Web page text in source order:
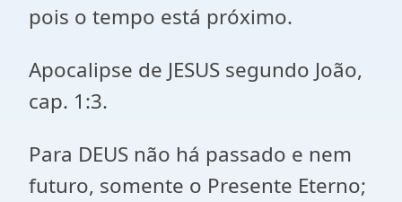
pois o tempo está próximo.
Apocalipse de JESUS segundo João,
cap. 1:3.
Para DEUS não há passado e nem
futuro, somente o Presente Eterno;